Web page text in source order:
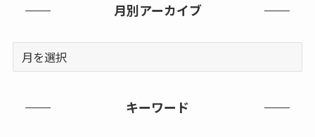
月別アーカイブ
キーワード